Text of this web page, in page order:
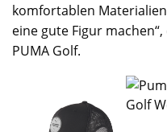
komfortablen
eine gute Figur
PUMA Golf.